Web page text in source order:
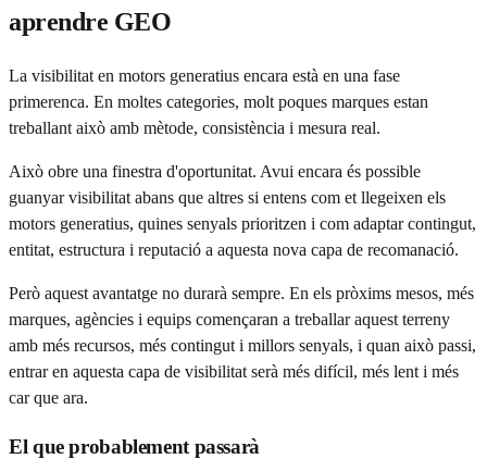
aprendre GEO
La visibilitat en motors generatius encara està en una fase
primerenca. En moltes categories, molt poques marques estan
treballant això amb mètode, consistència i mesura real.
Això obre una finestra d'oportunitat. Avui encara és possible
guanyar visibilitat abans que altres si entens com et llegeixen els
motors generatius, quines senyals prioritzen i com adaptar contingut,
entitat, estructura i reputació a aquesta nova capa de recomanació.
Però aquest avantatge no durarà sempre. En els pròxims mesos, més
marques, agències i equips començaran a treballar aquest terreny
amb més recursos, més contingut i millors senyals, i quan això passi,
entrar en aquesta capa de visibilitat serà més difícil, més lent i més
car que ara.
El que probablement passarà